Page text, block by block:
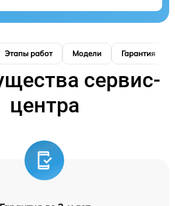
Этапы работ Модели Гарантия
сервис-
центра